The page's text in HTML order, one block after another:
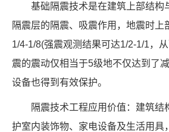
基础隔震技术是在建筑上部结构
隔震层的隔震、吸震作用，地震时
1/4-1/8(强震观测结果可达1/2-1/1，
震的震动仅相当于5级地不仅达到了
设备也得到有效保护。
隔震技术工程应用价值：建筑
护室内装饰物、家电设备及生活用